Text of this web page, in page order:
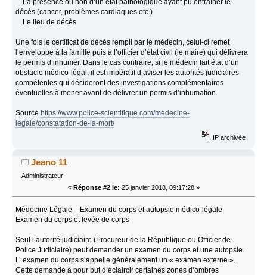
La présence ou non d’un état pathologique ayant pu entraîner le
décès (cancer, problèmes cardiaques etc.)
Le lieu de décès
Une fois le certificat de décès rempli par le médecin, celui-ci remet
l’enveloppe à la famille puis à l’officier d’état civil (le maire) qui délivrera
le permis d’inhumer. Dans le cas contraire, si le médecin fait état d’un
obstacle médico-légal, il est impératif d’aviser les autorités judiciaires
compétentes qui décideront des investigations complémentaires
éventuelles à mener avant de délivrer un permis d’inhumation.
Source https://www.police-scientifique.com/medecine-
legale/constatation-de-la-mort/
IP archivée
Jeano 11
Administrateur
« Réponse #2 le: 25 janvier 2018, 09:17:28 »
Médecine Légale – Examen du corps et autopsie médico-légale
Examen du corps et levée de corps
Seul l’autorité judiciaire (Procureur de la République ou Officier de
Police Judiciaire) peut demander un examen du corps et une autopsie.
L’ examen du corps s’appelle généralement un « examen externe ».
Cette demande a pour but d’éclaircir certaines zones d’ombres